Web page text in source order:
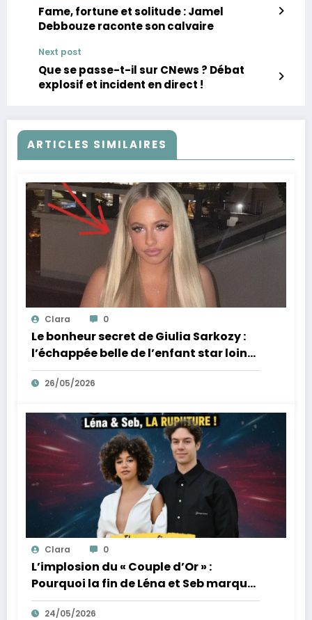
Fame, fortune et solitude : Jamel
Debbouze raconte son calvaire
Next post
Que se passe-t-il sur CNews ? Débat
explosif et incident en direct !
ARTICLES SIMILAIRES
Clara 0
Le bonheur secret de Giulia Sarkozy :
l’échappée belle de l’enfant star loin
des tumultes familiaux.
26/05/2026
Clara 0
L’implosion du « Couple d’Or » :
Pourquoi la fin de Léna et Seb marque
la fin de l’innocence sur YouTube
24/05/2026